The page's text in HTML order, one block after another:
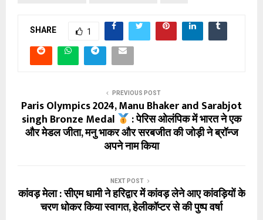
SHARE 1
PREVIOUS POST
Paris Olympics 2024, Manu Bhaker and Sarabjot
singh Bronze Medal : पेरिस ओलंपिक में भारत ने एक
और मेडल जीता, मनु भाकर और सरबजीत की जोड़ी ने ब्रॉन्ज
अपने नाम किया
NEXT POST
कांवड़ मेला : सीएम धामी ने हरिद्वार में कांवड़ लेने आए कांवड़ियों के
चरण धोकर किया स्वागत, हेलीकॉप्टर से की पुष्प वर्षा